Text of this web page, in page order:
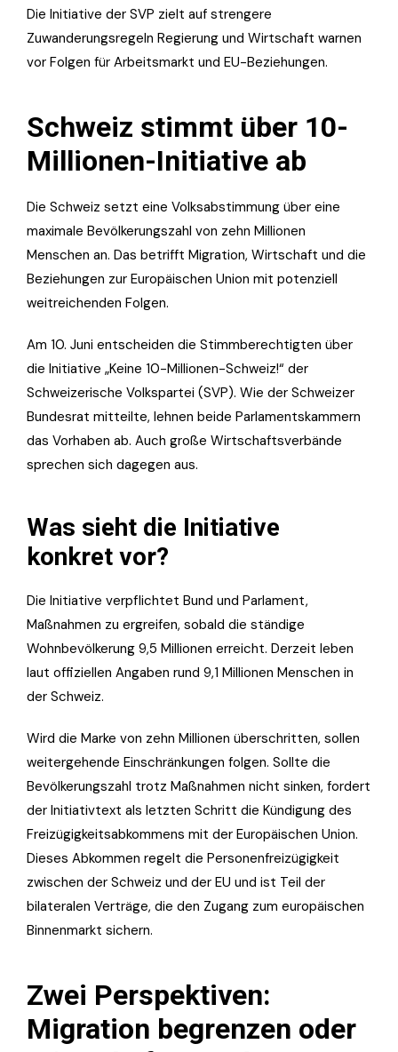
Die Initiative der SVP zielt auf strengere
Zuwanderungsregeln Regierung und Wirtschaft warnen
vor Folgen für Arbeitsmarkt und EU-Beziehungen.
Schweiz stimmt über 10-
Millionen-Initiative ab
Die Schweiz setzt eine Volksabstimmung über eine
maximale Bevölkerungszahl von zehn Millionen
Menschen an. Das betrifft Migration, Wirtschaft und die
Beziehungen zur Europäischen Union mit potenziell
weitreichenden Folgen.
Am 10. Juni entscheiden die Stimmberechtigten über
die Initiative „Keine 10-Millionen-Schweiz!“ der
Schweizerische Volkspartei (SVP). Wie der Schweizer
Bundesrat mitteilte, lehnen beide Parlamentskammern
das Vorhaben ab. Auch große Wirtschaftsverbände
sprechen sich dagegen aus.
Was sieht die Initiative
konkret vor?
Die Initiative verpflichtet Bund und Parlament,
Maßnahmen zu ergreifen, sobald die ständige
Wohnbevölkerung 9,5 Millionen erreicht. Derzeit leben
laut offiziellen Angaben rund 9,1 Millionen Menschen in
der Schweiz.
Wird die Marke von zehn Millionen überschritten, sollen
weitergehende Einschränkungen folgen. Sollte die
Bevölkerungszahl trotz Maßnahmen nicht sinken, fordert
der Initiativtext als letzten Schritt die Kündigung des
Freizügigkeitsabkommens mit der Europäischen Union.
Dieses Abkommen regelt die Personenfreizügigkeit
zwischen der Schweiz und der EU und ist Teil der
bilateralen Verträge, die den Zugang zum europäischen
Binnenmarkt sichern.
Zwei Perspektiven:
Migration begrenzen oder